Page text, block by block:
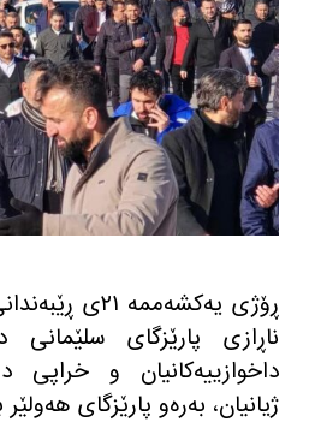
ناڕازی پارێزگای سلێمانی
داخوازییه‌كانیان و
ژیانیان، به‌ره‌و پارێزگای